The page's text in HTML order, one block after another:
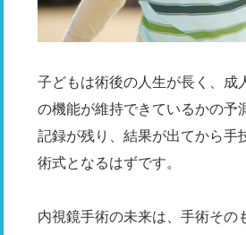
子どもは術後の人生が長く、成
の機能が維持できているかの予
記録が残り、結果が出てから手
術式となるはずです。
内視鏡手術の未来は、手術その